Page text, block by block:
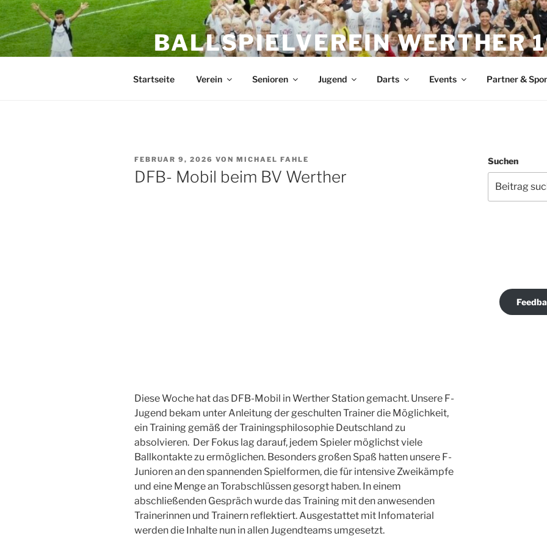
Zum
Inhalt
springen
BALLSPIELVEREIN WERTHER
Startseite Verein Senioren Jugend Darts Events Partner &
VERÖFFENTLICHT
AM
FEBRUAR 9, 2026 VON MICHAEL FAHLE
DFB- Mobil beim BV Werther
Diese Woche hat das DFB-Mobil in Werther Station gemacht. Unsere F-
Jugend bekam unter Anleitung der geschulten Trainer die Möglichkeit,
ein Training gemäß der Trainingsphilosophie Deutschland zu
absolvieren. Der Fokus lag darauf, jedem Spieler möglichst viele
Ballkontakte zu ermöglichen. Besonders großen Spaß hatten unsere F-
Junioren an den spannenden Spielformen, die für intensive Zweikämpfe
und eine Menge an Torabschlüssen gesorgt haben. In einem
abschließenden Gespräch wurde das Training mit den anwesenden
Trainerinnen und Trainern reflektiert. Ausgestattet mit Infomaterial
werden die Inhalte nun in allen Jugendteams umgesetzt.
Suchen